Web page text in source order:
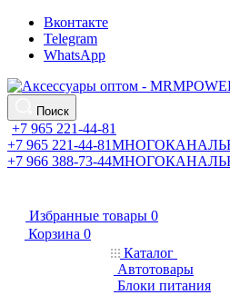
Вконтакте
Telegram
WhatsApp
Поиск
+7 965 221-44-81
+7 965 221-44-81
+7 966 388-73-44
Избранные товары 0
Корзина 0
Каталог
Автотовары
Блоки питания